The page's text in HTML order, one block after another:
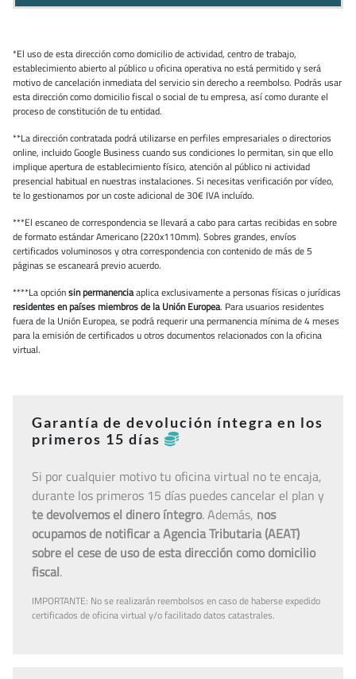
*El uso de esta dirección como domicilio de actividad, centro de trabajo,
establecimiento abierto al público u oficina operativa no está permitido y será
motivo de cancelación inmediata del servicio sin derecho a reembolso. Podrás usar
esta dirección como domicilio fiscal o social de tu empresa, así como durante el
proceso de constitución de tu entidad.
**La dirección contratada podrá utilizarse en perfiles empresariales o directorios
online, incluido Google Business cuando sus condiciones lo permitan, sin que ello
implique apertura de establecimiento físico, atención al público ni actividad
presencial habitual en nuestras instalaciones. Si necesitas verificación por vídeo,
te lo gestionamos por un coste adicional de 30€ IVA incluído.
***El escaneo de correspondencia se llevará a cabo para cartas recibidas en sobre
de formato estándar Americano (220x110mm). Sobres grandes, envíos
certificados voluminosos y otra correspondencia con contenido de más de 5
páginas se escaneará previo acuerdo.
****La opciónsin permanenciaaplica exclusivamente a personas físicas o jurídicas
residentes en países miembros de la Unión Europea. Para usuarios residentes
fuera de la Unión Europea, se podrá requerir una permanencia mínima de 4 meses
para la emisión de certificados u otros documentos relacionados con la oficina
virtual.
Garantía de devolución íntegra en los
primeros 15 días
Si por cualquier motivo tu oficina virtual no te encaja,
durante los primeros 15 días puedes cancelar el plan y
te devolvemos el dinero íntegro. Además, nos
ocupamos de notificar a Agencia Tributaria (AEAT)
sobre el cese de uso de esta dirección como domicilio
fiscal.
IMPORTANTE: No se realizarán reembolsos en caso de haberse expedido
certificados de oficina virtual y/o facilitado datos catastrales.